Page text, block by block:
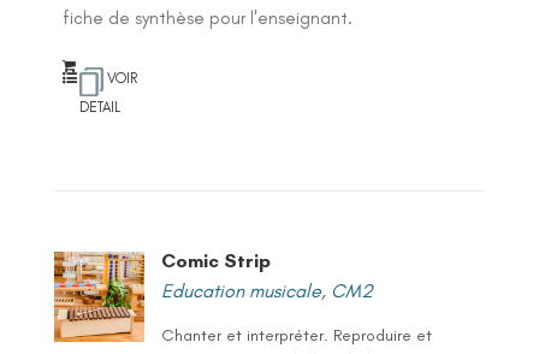
fiche de synthèse pour l'enseignant.
VOIR
DETAIL
Comic Strip
Education musicale, CM2
Chanter et interpréter. Reproduire et